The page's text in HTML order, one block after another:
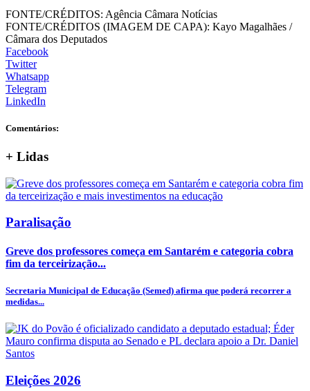
FONTE/CRÉDITOS: Agência Câmara Notícias
FONTE/CRÉDITOS (IMAGEM DE CAPA): Kayo Magalhães /
Câmara dos Deputados
Facebook
Twitter
Whatsapp
Telegram
LinkedIn
Comentários:
+ Lidas
Paralisação
Greve dos professores começa em Santarém e categoria cobra
fim da terceirização...
Secretaria Municipal de Educação (Semed) afirma que poderá recorrer a
medidas...
Eleições 2026